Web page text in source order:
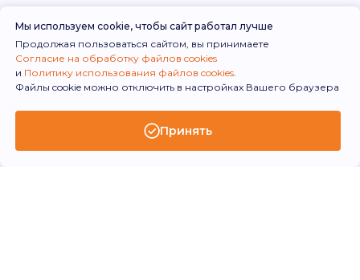
Мы используем cookie, чтобы сайт работал лучше
Продолжая пользоваться сайтом, вы принимаете
Согласие на обработку файлов cookies
и Политику использования файлов cookies.
Файлы cookie можно отключить в настройках Вашего браузера
Принять
Утюг
По запросу
Чайник